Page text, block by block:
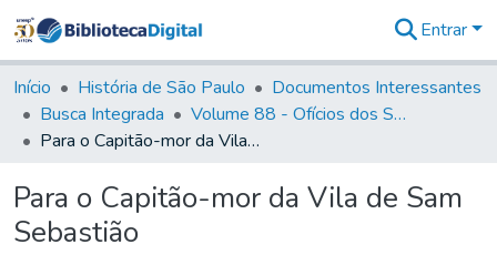
&
Coleções
Tudo na
Biblioteca
Estatísticas
Entrar
Início História de São Paulo
Documentos Interessantes
Busca Integrada
Volume 88 - Ofícios dos Senhores Governadores Interinos da Capitania de São Paulo (1817- 1819)
Para o Capitão-mor da Vila de Sam Sebastião
Para o Capitão-mor da Vila de Sam
Sebastião